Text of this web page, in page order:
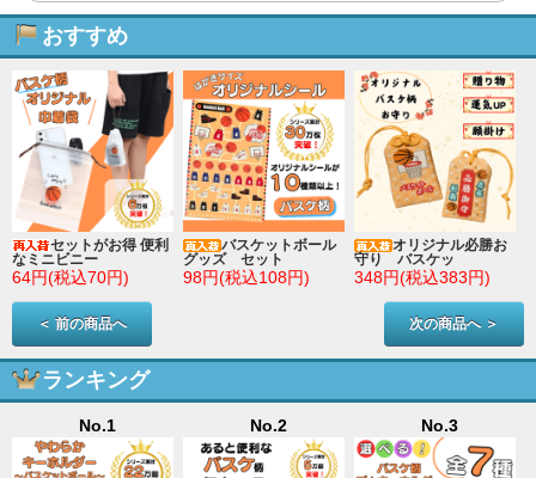
おすすめ
セットがお得 便利
なミニビニー
64円(税込70円)
バスケットボール
グッズ セット
98円(税込108円)
オリジナル必勝お
守り バスケッ
348円(税込383円)
＜ 前の商品へ 次の商品へ ＞
ランキング
No.1 No.2 No.3